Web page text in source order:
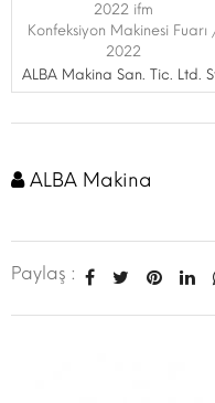
2022 ifm
Konfeksiyon Makinesi Fuarı
2022
ALBA Makina San. Tic. Ltd.
ALBA Makina
Paylaş :